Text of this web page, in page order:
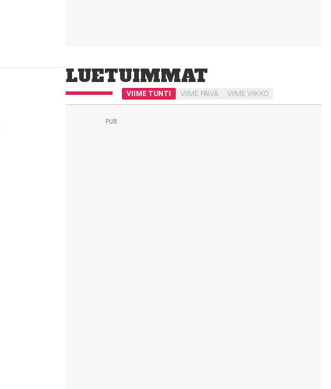
LUETUIMMAT
VIIME TUNTI VIIME PÄIVÄ VIIME VIIKKO